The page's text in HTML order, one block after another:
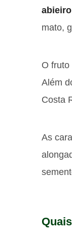
abieiro
mato,
O
Além
Costa
As